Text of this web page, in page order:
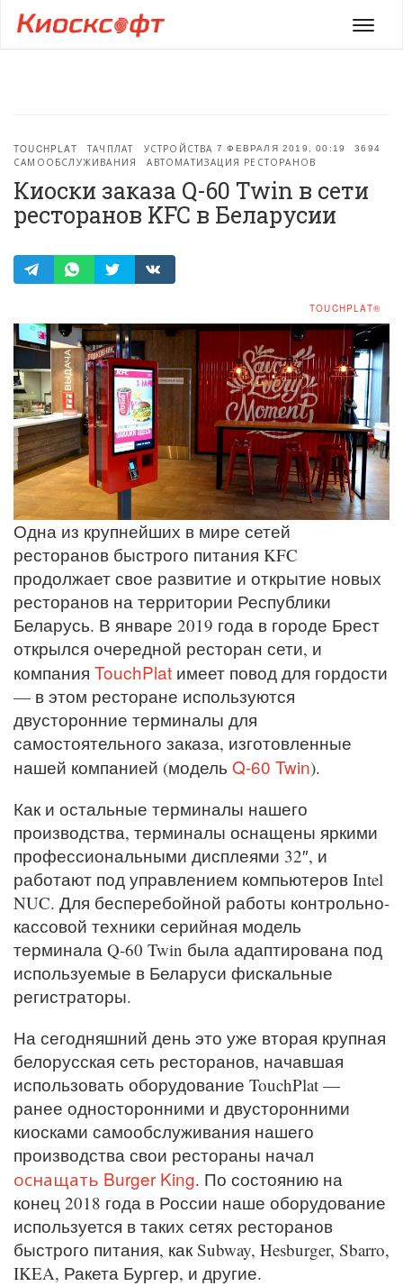
Меню
7 ФЕВРАЛЯ 2019, 00:19 3694
TOUCHPLAT ТАЧПЛАТ
УСТРОЙСТВА
САМООБСЛУЖИВАНИЯ
АВТОМАТИЗАЦИЯ РЕСТОРАНОВ
Киоски заказа Q-60 Twin в сети
ресторанов KFC в Беларусии
TOUCHPLAT®
Одна из крупнейших в мире сетей
ресторанов быстрого питания KFC
продолжает свое развитие и открытие новых
ресторанов на территории Республики
Беларусь. В январе 2019 года в городе Брест
открылся очередной ресторан сети, и
компания TouchPlat имеет повод для гордости
— в этом ресторане используются
двусторонние терминалы для
самостоятельного заказа, изготовленные
нашей компанией (модель Q-60 Twin).
Как и остальные терминалы нашего
производства, терминалы оснащены яркими
профессиональными дисплеями 32″, и
работают под управлением компьютеров Intel
NUC. Для бесперебойной работы контрольно-
кассовой техники серийная модель
терминала Q-60 Twin была адаптирована под
используемые в Беларуси фискальные
регистраторы.
На сегодняшний день это уже вторая крупная
белорусская сеть ресторанов, начавшая
использовать оборудование TouchPlat —
ранее односторонними и двусторонними
киосками самообслуживания нашего
производства свои рестораны начал
оснащать Burger King. По состоянию на
конец 2018 года в России наше оборудование
используется в таких сетях ресторанов
быстрого питания, как Subway, Hesburger, Sbarro,
IKEA, Ракета Бургер, и другие.